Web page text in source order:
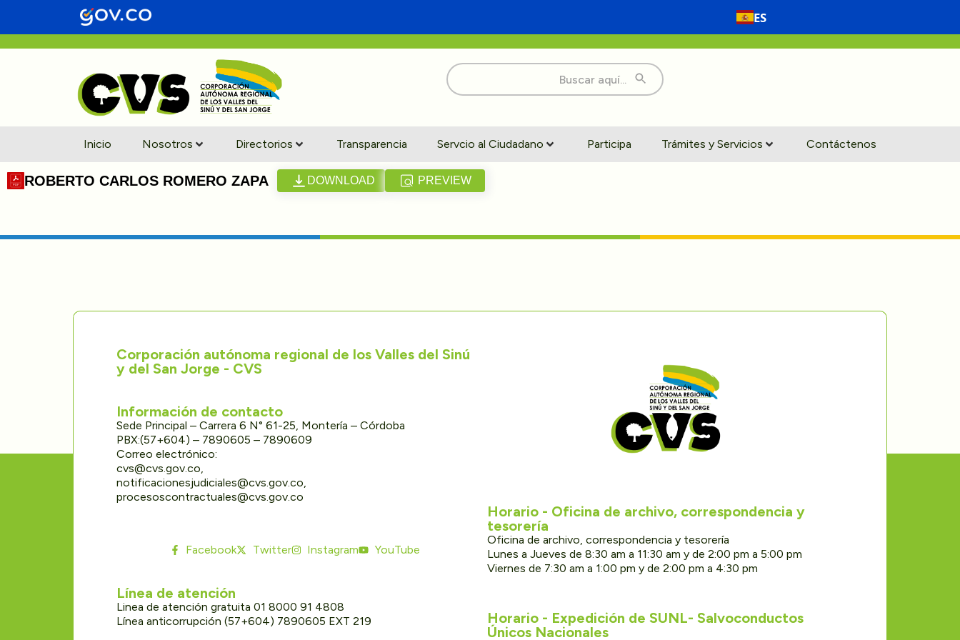
ES
Buscar:
Inicio Nosotros Directorios Transparencia Servcio al Ciudadano Participa Trámites y Servicios Contáctenos
ROBERTO CARLOS ROMERO ZAPA DOWNLOAD PREVIEW
Corporación autónoma regional de los Valles del Sinú
y del San Jorge - CVS
Información de contacto
Sede Principal – Carrera 6 N° 61-25, Montería – Córdoba
PBX:(57+604) – 7890605 – 7890609
Correo electrónico:
cvs@cvs.gov.co,
notificacionesjudiciales@cvs.gov.co,
procesoscontractuales@cvs.gov.co
Facebook Twitter Instagram YouTube
Línea de atención
Linea de atención gratuita 01 8000 91 4808
Línea anticorrupción (57+604) 7890605 EXT 219
Horario - Oficina de archivo, correspondencia y
tesorería
Oficina de archivo, correspondencia y tesorería
Lunes a Jueves de 8:30 am a 11:30 am y de 2:00 pm a 5:00 pm
Viernes de 7:30 am a 1:00 pm y de 2:00 pm a 4:30 pm
Horario - Expedición de SUNL- Salvoconductos
Únicos Nacionales